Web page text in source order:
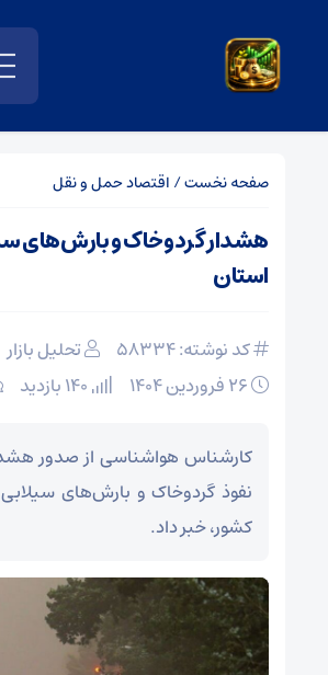
صفحه نخست/ اقتصاد حمل و نقل
استان
کد نوشته: 58334
تحلیل بازار
کارشناس هواشناسی از صدور
کشور، خبر داد.